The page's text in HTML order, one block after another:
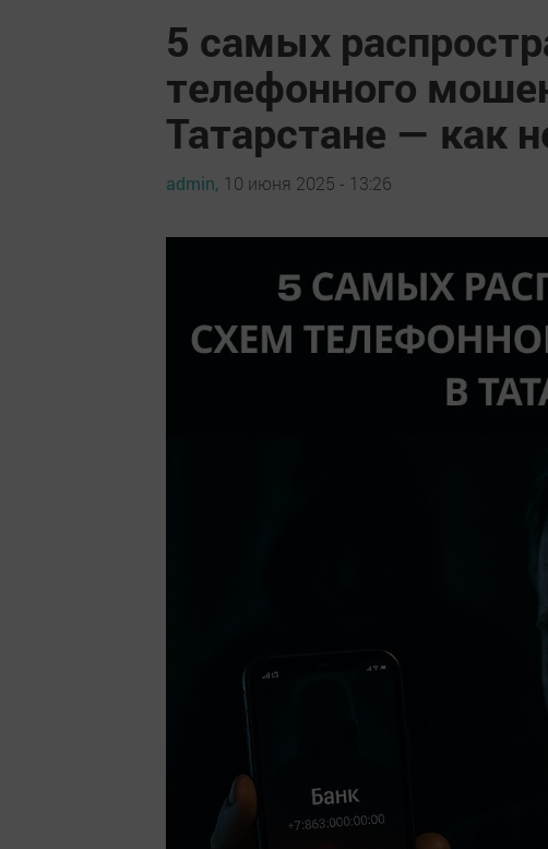
5 самых
телефонного
Татарстане — как
admin, 10 июня 2025 - 13:26